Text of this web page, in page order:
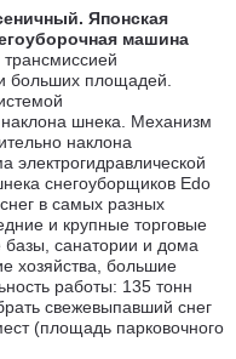
Японская
машина
трансмиссией
больших площадей.
наклона шнека. Механизм
наклона
электрогидравлической
снегоуборщиков Edo
в самых разных
и крупные торговые
базы, санатории и дома
хозяйства, большие
работы: 135 тонн
свежевыпавший снег
(площадь парковочного